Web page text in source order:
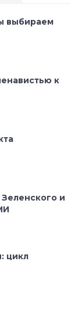
выбираем
к
и
цикл